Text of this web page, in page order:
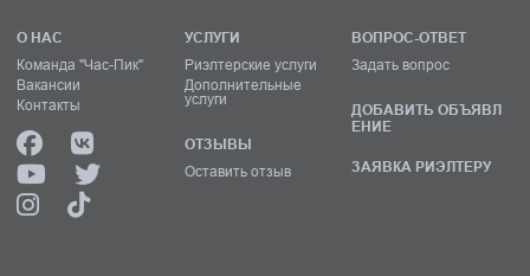
О НАС
Команда "Час-Пик"
Вакансии
Контакты
УСЛУГИ
Риэлтерские услуги
Дополнительные
услуги
ОТЗЫВЫ
Оставить отзыв
ВОПРОС-ОТВЕТ
Задать вопрос
ДОБАВИТЬ ОБЪЯВЛ
ЕНИЕ
ЗАЯВКА РИЭЛТЕРУ